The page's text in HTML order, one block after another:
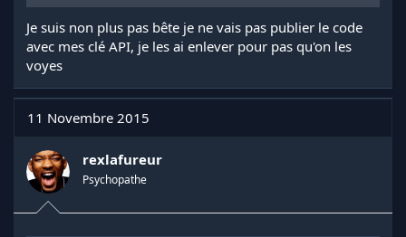
Je suis non plus pas bête je ne vais pas publier le code
avec mes clé API, je les ai enlever pour pas qu'on les
voyes
11 Novembre 2015
rexlafureur
Psychopathe